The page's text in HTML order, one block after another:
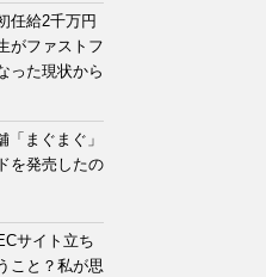
任給2千万円
がファストフ
った現状から
「まぐまぐ」
を発売したの
サイト立ち
こと？私が思